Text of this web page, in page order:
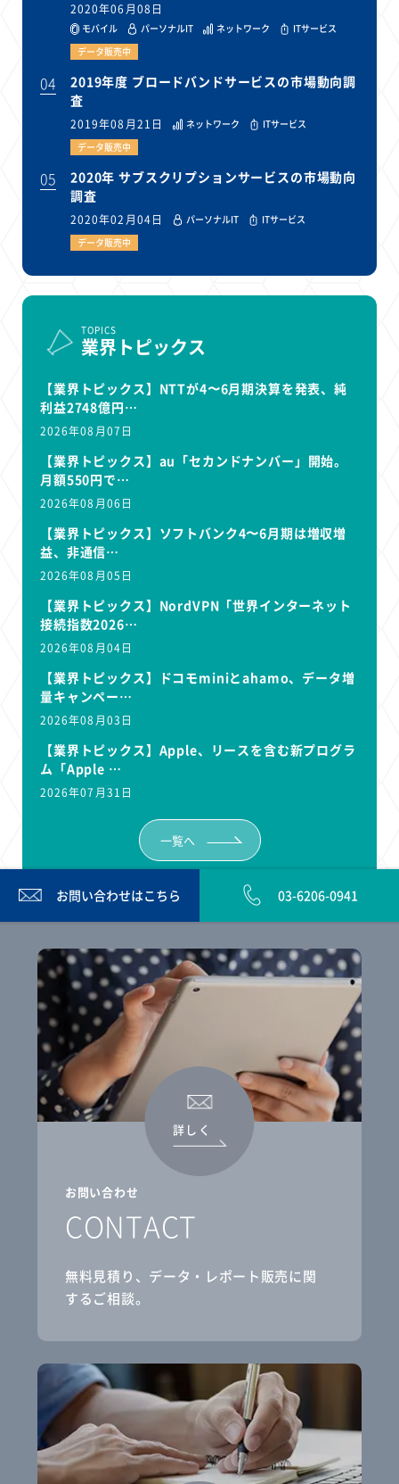
2020年06月08日
モバイル パーソナルIT ネットワーク
ITサービス
データ販売中
04
2019年度 ブロードバンドサービスの市場動向調
査
2019年08月21日 ネットワーク
ITサービス
データ販売中
05
2020年 サブスクリプションサービスの市場動向
調査
2020年02月04日 パーソナルIT
ITサービス
データ販売中
TOPICS
業界トピックス
【業界トピックス】NTTが4〜6月期決算を発表、純
利益2748億円…
2026年08月07日
【業界トピックス】au「セカンドナンバー」開始。
月額550円で…
2026年08月06日
【業界トピックス】ソフトバンク4〜6月期は増収増
益、非通信…
2026年08月05日
【業界トピックス】NordVPN「世界インターネット
接続指数2026…
2026年08月04日
【業界トピックス】ドコモminiとahamo、データ増
量キャンペー…
2026年08月03日
【業界トピックス】Apple、リースを含む新プログラ
ム「Apple …
2026年07月31日
一覧へ
お問い合わせはこちら 03-6206-0941
お問い合わせ
CONTACT
無料見積り、データ・レポート販売に関
するご相談。
詳しく